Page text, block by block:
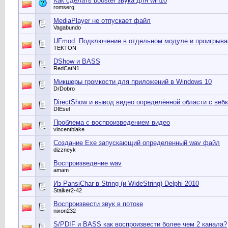
romserg
MediaPlayer не отпускает файл
Vagabundo
UFmod. Подключение в отдельном модуле и
TEKTON
DShow и BASS
RedCatN1
Микшеры громкости для приложений в Windows 10
DrDobro
DirectShow и вывод видео определённой области с
DIEsel
Проблема с воспроизведением видео
vincentblake
Создание Exe запускающий определенный wav файл
dizzneyk
Воспроизведение wav
amam
Из PansiChar в String (и WideString) Delphi 2010
Stalker2-42
Воспроизвести звук в потоке
nixon232
S/PDIF и BASS как воспроизвести более чем 2 канала?